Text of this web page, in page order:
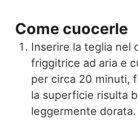
Come cuocerle
Inserire la teglia nel
friggitrice ad aria e
per circa 20 minuti,
la superficie risulta
leggermente dorata.